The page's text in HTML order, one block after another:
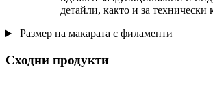
детайли, както и за технически
Размер на макарата с филаменти
Сходни продукти